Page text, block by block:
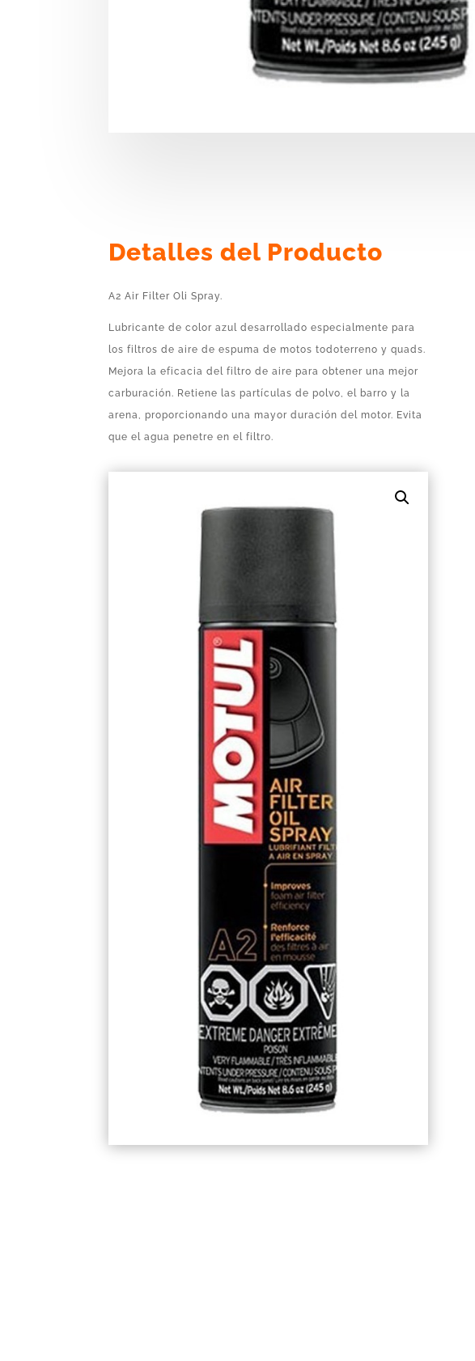
Detalles del Producto
A2 Air Filter Oli Spray.
Lubricante de color azul desarrollado especialmente para
los filtros de aire de espuma de motos todoterreno y quads.
Mejora la eficacia del filtro de aire para obtener una mejor
carburación. Retiene las partículas de polvo, el barro y la
arena, proporcionando una mayor duración del motor. Evita
que el agua penetre en el filtro.